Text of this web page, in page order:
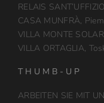
RELAIS
CASA MUNFRÀ,
VILLA MONTE
VILLA ORTAGLIA,
THUMB-UP
ARBEITEN SIE MIT